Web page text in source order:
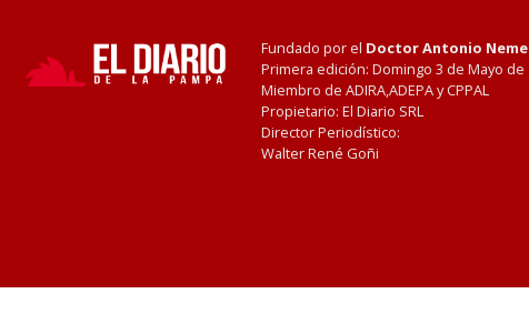
Fundado por el Doctor Antonio
Primera edición: Domingo 3 de Mayo de
Miembro de ADIRA,ADEPA y CPPAL
Propietario: El Diario SRL
Director Periodístico:
Walter René Goñi